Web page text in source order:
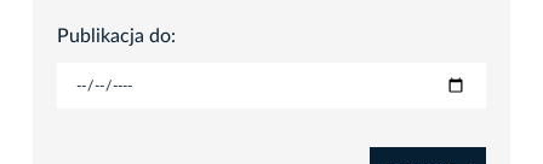
Publikacja do: